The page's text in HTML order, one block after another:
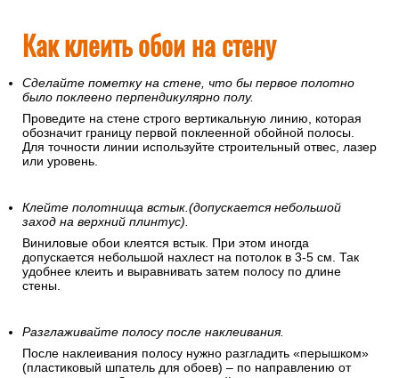
Как клеить обои на стену
Сделайте пометку на стене, что бы первое полотно
было поклеено перпендикулярно полу.
Проведите на стене строго вертикальную линию, которая
обозначит границу первой поклеенной обойной полосы.
Для точности линии используйте строительный отвес, лазер
или уровень.
Клейте полотнища встык.(допускается небольшой
заход на верхний плинтус).
Виниловые обои клеятся встык. При этом иногда
допускается небольшой нахлест на потолок в 3-5 см. Так
удобнее клеить и выравнивать затем полосу по длине
стены.
Разглаживайте полосу после наклеивания.
После наклеивания полосу нужно разгладить «перышком»
(пластиковый шпатель для обоев) – по направлению от